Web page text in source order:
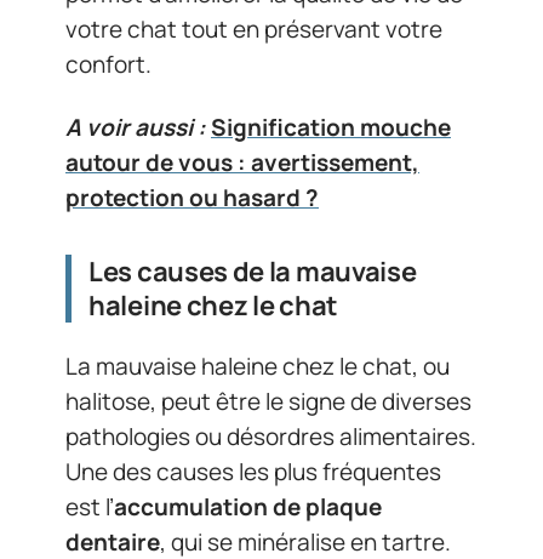
votre chat tout en préservant votre
confort.
A voir aussi :Signification mouche
autour de vous : avertissement,
protection ou hasard ?
Les causes de la mauvaise
haleine chez le chat
La mauvaise haleine chez le chat, ou
halitose, peut être le signe de diverses
pathologies ou désordres alimentaires.
Une des causes les plus fréquentes
est l’accumulation de plaque
dentaire, qui se minéralise en tartre.